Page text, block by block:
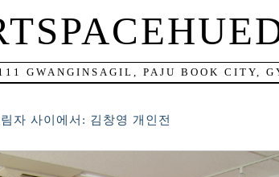
GWANGINSAGIL, PAJU BOOK CITY,
자 사이에서: 김창영 개인전